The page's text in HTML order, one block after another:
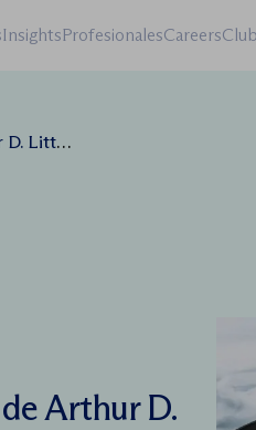
InsightsProfesionalesCareers
Eos-X Space
Arthur D.